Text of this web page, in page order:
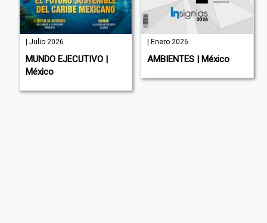
| Julio 2026
MUNDO EJECUTIVO |
México
| Enero 2026
AMBIENTES | México